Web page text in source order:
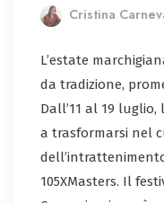
Cristina
L’estate
da tradizione,
Dall’11 al 19
a trasformarsi nel
105XMasters. Il